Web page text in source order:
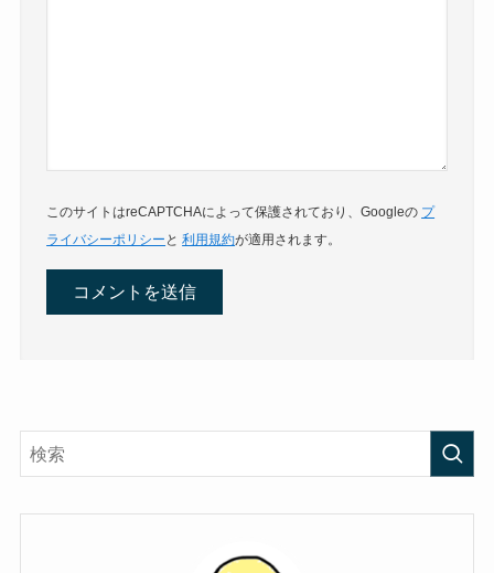
このサイトはreCAPTCHAによって保護されており、Googleの プ
ライバシーポリシー と利用規約が適用されます。